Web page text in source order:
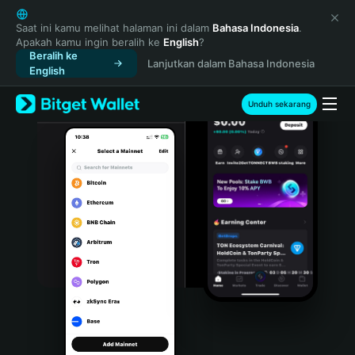
English
日本語
Tiếng Việt
Русский
Español (Latinoamérica)
Türkçe
Italiano
Português (Portugal)
Bahasa Indonesia
Português (Brasil)
Español (Argentina)
Saat ini kamu melihat halaman ini dalam Bahasa Indonesia.
Apakah kamu ingin beralih ke English?
Beralih ke
English
Lanjutkan dalam Bahasa Indonesia
Unduh sekarang